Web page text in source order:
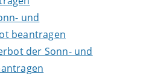
und
beantragen
der Sonn- und